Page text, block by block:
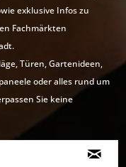
exklusive Infos zu
Fachmärkten
Türen, Gartenideen,
oder alles rund um
Sie keine